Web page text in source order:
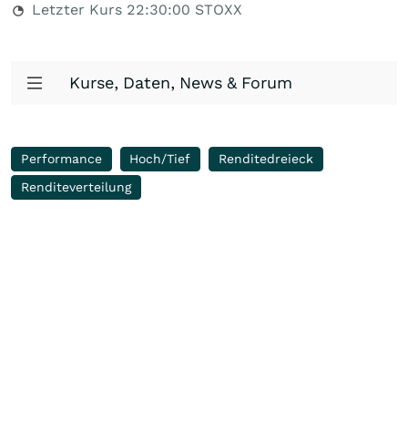
Letzter Kurs 22:30:00 STOXX
Kurse, Daten, News & Forum
Performance Hoch/Tief
Renditedreieck
Renditeverteilung